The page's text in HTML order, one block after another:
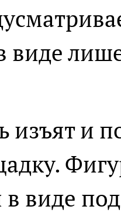
виде
изъят и
в виде